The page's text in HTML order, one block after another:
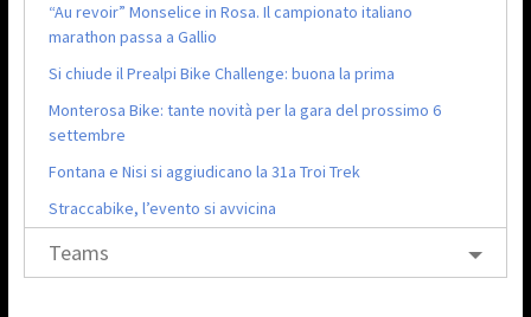
“Au revoir” Monselice in Rosa. Il campionato italiano
marathon passa a Gallio
Si chiude il Prealpi Bike Challenge: buona la prima
Monterosa Bike: tante novità per la gara del prossimo 6
settembre
Fontana e Nisi si aggiudicano la 31a Troi Trek
Straccabike, l’evento si avvicina
Teams